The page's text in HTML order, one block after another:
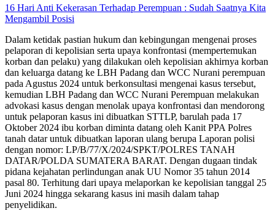
16 Hari Anti Kekerasan Terhadap Perempuan : Sudah Saatnya Kita
Mengambil Posisi​
Dalam ketidak pastian hukum dan kebingungan mengenai proses
pelaporan di kepolisian serta upaya konfrontasi (mempertemukan
korban dan pelaku) yang dilakukan oleh kepolisian akhirnya korban
dan keluarga datang ke LBH Padang dan WCC Nurani perempuan
pada Agustus 2024 untuk berkonsultasi mengenai kasus tersebut,
kemudian LBH Padang dan WCC Nurani Perempuan melakukan
advokasi kasus dengan menolak upaya konfrontasi dan mendorong
untuk pelaporan kasus ini dibuatkan STTLP, barulah pada 17
Oktober 2024 ibu korban diminta datang oleh Kanit PPA Polres
tanah datar untuk dibuatkan laporan ulang berupa Laporan polisi
dengan nomor: LP/B/77/X/2024/SPKT/POLRES TANAH
DATAR/POLDA SUMATERA BARAT. Dengan dugaan tindak
pidana kejahatan perlindungan anak UU Nomor 35 tahun 2014
pasal 80. Terhitung dari upaya melaporkan ke kepolisian tanggal 25
Juni 2024 hingga sekarang kasus ini masih dalam tahap
penyelidikan.